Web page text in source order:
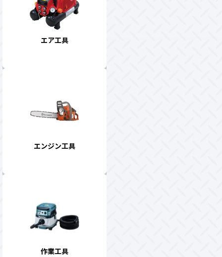
エア工具
エンジン工具
作業工具